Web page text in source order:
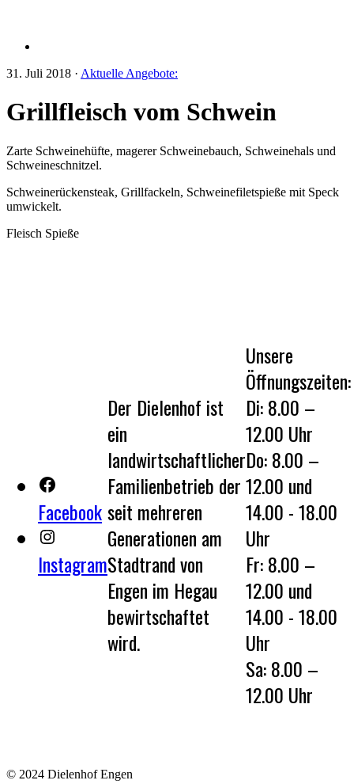
31. Juli 2018 · Aktuelle Angebote:
Grillfleisch vom Schwein
Zarte Schweinehüfte, magerer Schweinebauch, Schweinehals und
Schweineschnitzel.
Schweinerückensteak, Grillfackeln, Schweinefiletspieße mit Speck
umwickelt.
Fleisch Spieße
Facebook
Instagram
Der Dielenhof ist
ein
landwirtschaftlicher
Familienbetrieb der
seit mehreren
Generationen am
Stadtrand von
Engen im Hegau
bewirtschaftet
wird.
Unsere
Öffnungszeiten:
Di: 8.00 –
12.00 Uhr
Do: 8.00 –
12.00 und
14.00 - 18.00
Uhr
Fr: 8.00 –
12.00 und
14.00 - 18.00
Uhr
Sa: 8.00 –
12.00 Uhr
© 2024 Dielenhof Engen